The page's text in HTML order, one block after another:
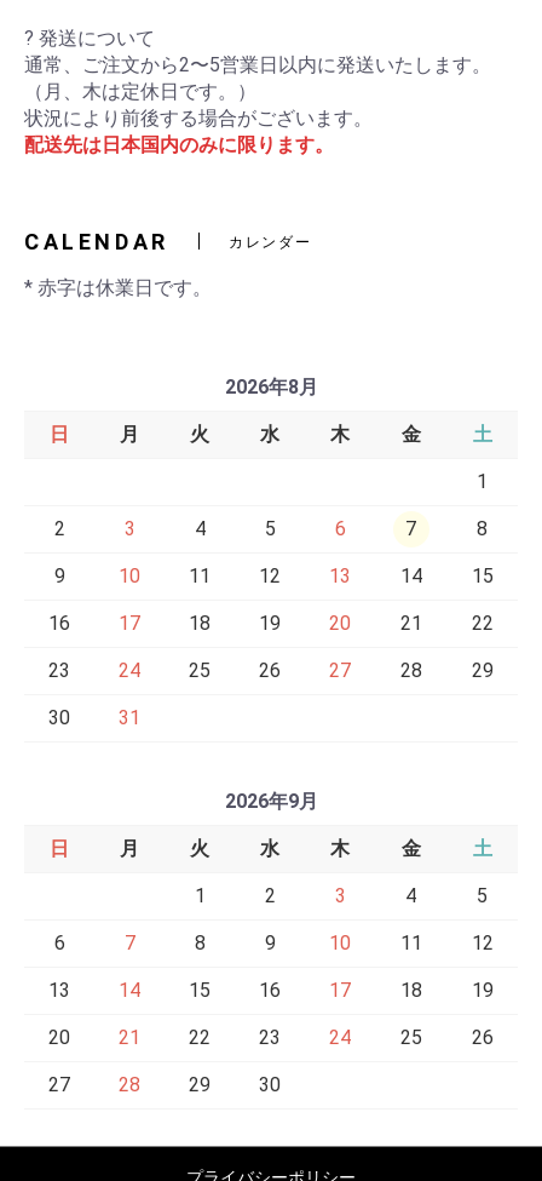
? 発送について
通常、ご注文から2〜5営業日以内に発送いたします。
（月、木は定休日です。）
状況により前後する場合がございます。
配送先は日本国内のみに限ります。
CALENDAR カレンダー
* 赤字は休業日です。
2026年8月
日 月 火 水 木 金 土
1
2 3 4 5 6 7 8
9 10 11 12 13 14 15
16 17 18 19 20 21 22
23 24 25 26 27 28 29
30 31
2026年9月
日 月 火 水 木 金 土
1 2 3 4 5
6 7 8 9 10 11 12
13 14 15 16 17 18 19
20 21 22 23 24 25 26
27 28 29 30